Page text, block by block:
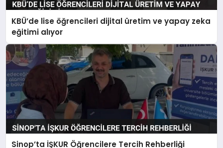
KBÜ’de lise öğrencileri dijital üretim ve yapay zeka
eğitimi alıyor
Sinop’ta İŞKUR Öğrencilere Tercih Rehberliği